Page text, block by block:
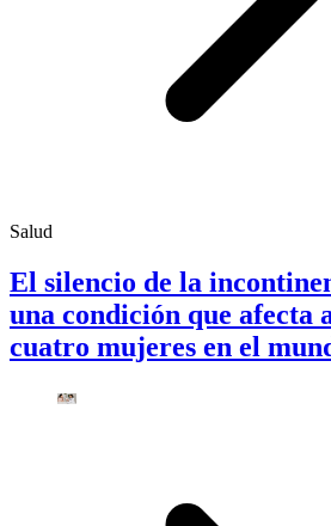
Salud
El silencio de la
una condición que afecta
cuatro mujeres en el